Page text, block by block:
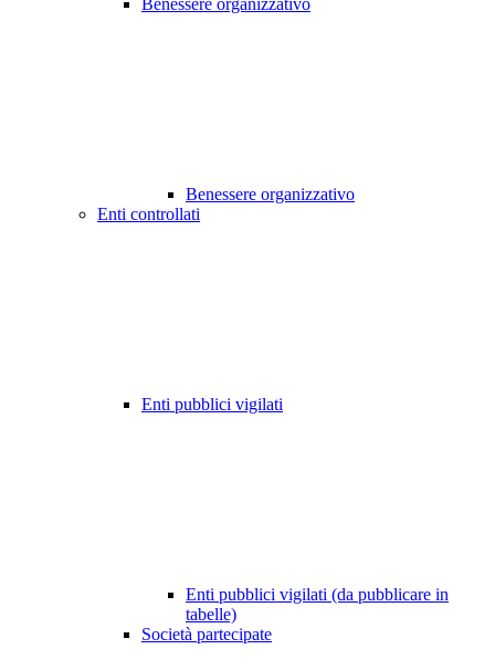
Benessere organizzativo
Benessere organizzativo
Enti controllati
Enti pubblici vigilati
Enti pubblici vigilati (da pubblicare in
tabelle)
Società partecipate